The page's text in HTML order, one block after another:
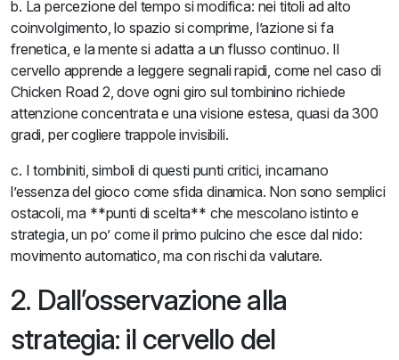
b. La percezione del tempo si modifica: nei titoli ad alto
coinvolgimento, lo spazio si comprime, l’azione si fa
frenetica, e la mente si adatta a un flusso continuo. Il
cervello apprende a leggere segnali rapidi, come nel caso di
Chicken Road 2, dove ogni giro sul tombinino richiede
attenzione concentrata e una visione estesa, quasi da 300
gradi, per cogliere trappole invisibili.
c. I tombiniti, simboli di questi punti critici, incarnano
l’essenza del gioco come sfida dinamica. Non sono semplici
ostacoli, ma **punti di scelta** che mescolano istinto e
strategia, un po’ come il primo pulcino che esce dal nido:
movimento automatico, ma con rischi da valutare.
2. Dall’osservazione alla
strategia: il cervello del